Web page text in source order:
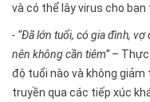
và có thể lây virus cho bạn
- “Đã lớn tuổi, có gia đình,
nên không cần tiêm”– Thực
độ tuổi nào và không giảm
truyền qua các tiếp xúc